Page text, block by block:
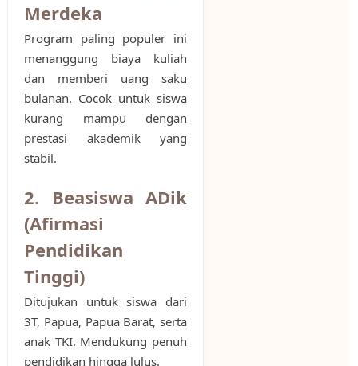
Merdeka
Program paling populer ini
menanggung biaya kuliah
dan memberi uang saku
bulanan. Cocok untuk siswa
kurang mampu dengan
prestasi akademik yang
stabil.
2. Beasiswa ADik
(Afirmasi
Pendidikan
Tinggi)
Ditujukan untuk siswa dari
3T, Papua, Papua Barat, serta
anak TKI. Mendukung penuh
pendidikan hingga lulus.